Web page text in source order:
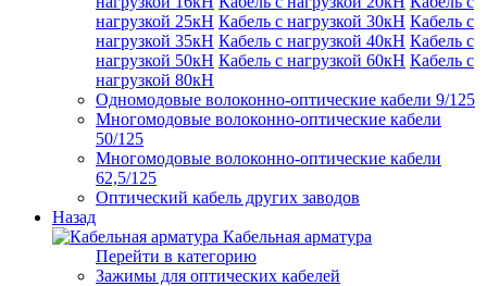
нагрузкой 25кН Кабель с нагрузкой 30кН Кабель с
нагрузкой 35кН Кабель с нагрузкой 40кН Кабель с
нагрузкой 50кН Кабель с нагрузкой 60кН Кабель с
нагрузкой 80кН
Одномодовые волоконно-оптические кабели 9/125
Многомодовые волоконно-оптические кабели
50/125
Многомодовые волоконно-оптические кабели
62,5/125
Оптический кабель других заводов
Назад
Кабельная арматура
Перейти в категорию
Зажимы для оптических кабелей